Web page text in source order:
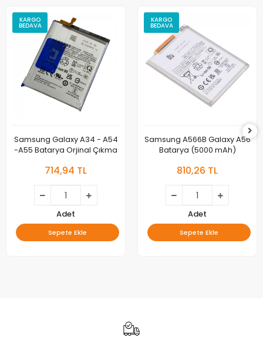
KARGO
BEDAVA
Samsung Galaxy A34 - A54
-A55 Batarya Orjinal Çıkma
714,94 TL
Adet
Sepete Ekle
KARGO
BEDAVA
Samsung A566B Galaxy A56
Batarya (5000 mAh)
810,26 TL
Adet
Sepete Ekle